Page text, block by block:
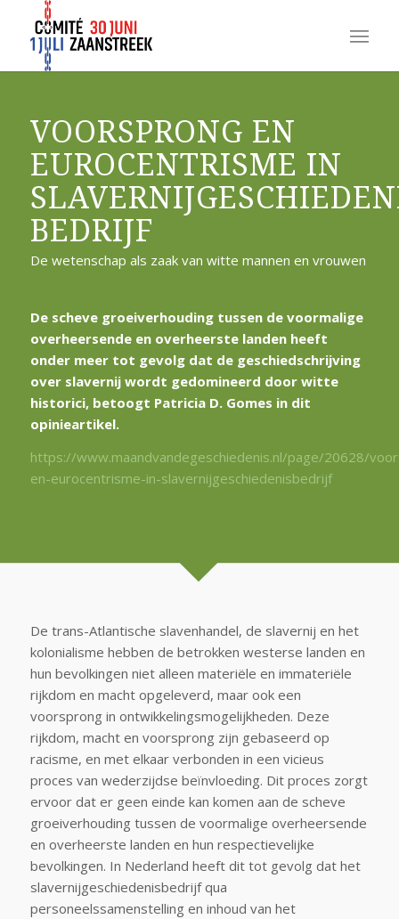
VOORSPRONG EN
EUROCENTRISME IN
BEDRIJF
De wetenschap als zaak van witte mannen en vrouwen
De scheve groeiverhouding tussen de voormalige
overheersende en overheerste landen heeft
onder meer tot gevolg dat de geschiedschrijving
over slavernij wordt gedomineerd door witte
historici, betoogt Patricia D. Gomes in dit
opinieartikel.
https://www.maandvandegeschiedenis.nl/page/20628/
en-eurocentrisme-in-slavernijgeschiedenisbedrijf
De trans-Atlantische slavenhandel, de slavernij en het
kolonialisme hebben de betrokken westerse landen en
hun bevolkingen niet alleen materiële en immateriële
rijkdom en macht opgeleverd, maar ook een
voorsprong in ontwikkelingsmogelijkheden. Deze
rijkdom, macht en voorsprong zijn gebaseerd op
racisme, en met elkaar verbonden in een vicieus
proces van wederzijdse beïnvloeding. Dit proces zorgt
ervoor dat er geen einde kan komen aan de scheve
groeiverhouding tussen de voormalige overheersende
en overheerste landen en hun respectievelijke
bevolkingen. In Nederland heeft dit tot gevolg dat het
slavernijgeschiedenisbedrijf qua
personeelssamenstelling en inhoud van het